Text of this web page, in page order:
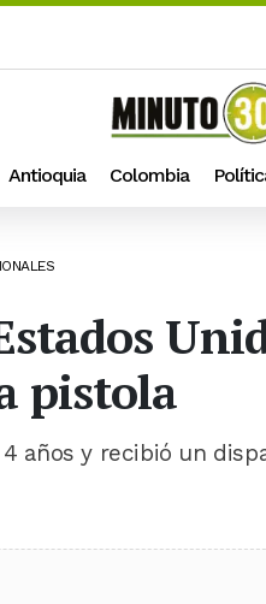
Antioquia Colombia
pistola
años y recibió un